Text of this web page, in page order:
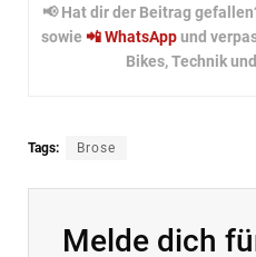
📢 Hat dir der Beitrag
sowie 📲 WhatsAppund
Bikes, Technik
Tags: Brose
Melde dich